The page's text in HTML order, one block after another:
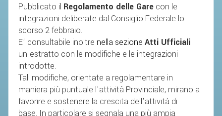
Pubblicato il Regolamento delle Gare con le
integrazioni deliberate dal Consiglio Federale lo
scorso 2 febbraio.
E' consultabile inoltre nella sezione Atti Ufficiali
un estratto con le modifiche e le integrazioni
introdotte.
Tali modifiche, orientate a regolamentare in
maniera più puntuale l'attività Provinciale, mirano a
favorire e sostenere la crescita dell'attività di
base. In particolare si segnala una più ampia
REGOLAMENTI
ORGANI DI GIUSTIZIA FEDERALE
MAGLIA AZZURRA
STAFF TECNICO